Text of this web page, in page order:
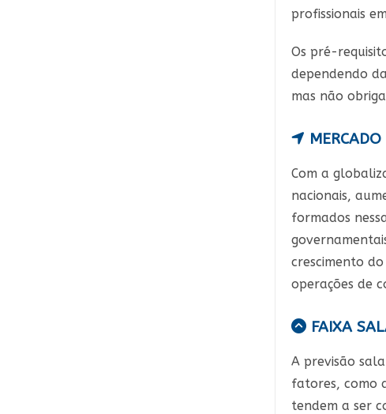
profissionais
Os pré-
dependendo
mas não
Com a
nacionais,
formados
crescimento
operações de
FAIXA
A previsão
fatores, como
tendem a ser